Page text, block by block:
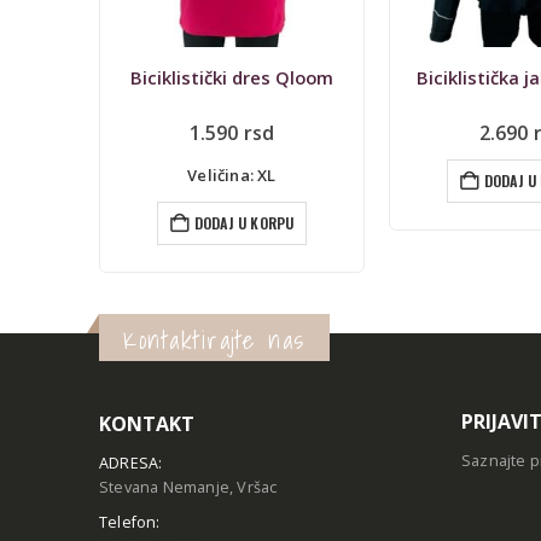
Biciklistička jakna Btwin
2.690 rsd
DODAJ U KORPU
1.490rsd
je
Kontaktirajte nas
KONTAKT
ADRESA:
Stevana Nemanje, Vršac
Telefon:
Saznajte